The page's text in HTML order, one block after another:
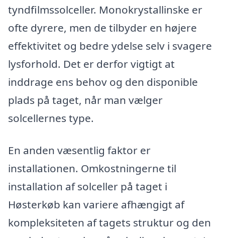
tyndfilmssolceller. Monokrystallinske er
ofte dyrere, men de tilbyder en højere
effektivitet og bedre ydelse selv i svagere
lysforhold. Det er derfor vigtigt at
inddrage ens behov og den disponible
plads på taget, når man vælger
solcellernes type.
En anden væsentlig faktor er
installationen. Omkostningerne til
installation af solceller på taget i
Høsterkøb kan variere afhængigt af
kompleksiteten af tagets struktur og den